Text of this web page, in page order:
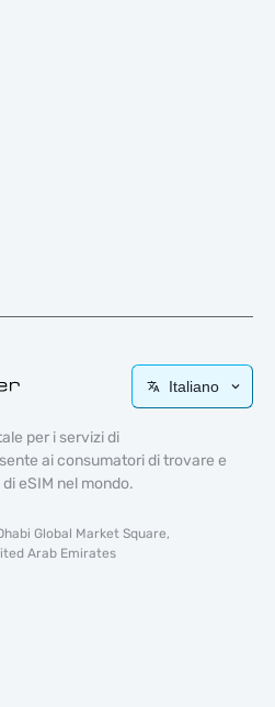
Italiano
per i servizi di
ai consumatori di trovare e
eSIM nel mondo.
Global Market Square,
Arab Emirates